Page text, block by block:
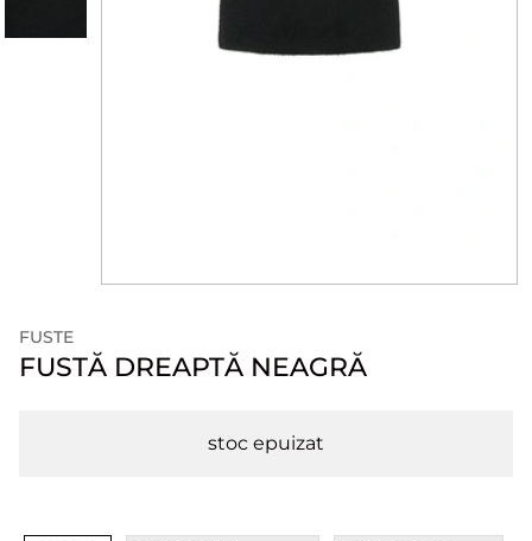
FUSTE
FUSTĂ DREAPTĂ NEAGRĂ
stoc epuizat